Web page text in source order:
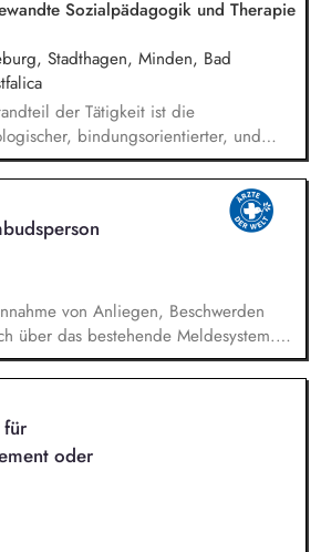
sowie Erfolgskontrolle.
du das Projektmanagement bei
Windenergie, Photovoltaik,
Zukunftsthemen der
Sozialpädagogik und Therapie
Stadthagen, Minden, Bad
der Tätigkeit ist die
bindungsorientierter, und
Hierzu gehören die Auswahl,
evidenzbasierter
sowie die Erstellung ganzheitlicher
unter Einbezug
strukturierter Interviews,
und biografischer Narrative.
liegt auf der Eltern- und
die Beratung und Begleitung
Lebenslagen, die
sowie Eltern- und
von Anliegen, Beschwerden
über das bestehende Meldesystem.
und Unterstützung bei
und Durchführung von
Mitwirkung an der
Leitlinien, Verhaltenskodizes und dem
einer offenen Feedback- und
der Organisation.
oder